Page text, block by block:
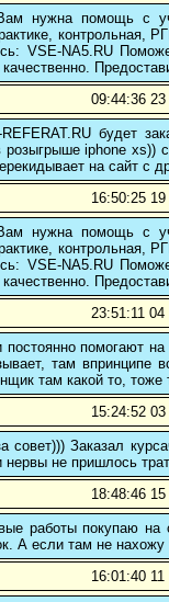
нужна помощь с
контрольная,
VSE-NA5.RU
09:44:36
REFERAT.RU будет
розыгрыше iphone xs))
на сайт с
16:50:25
нужна помощь с
контрольная,
VSE-NA5.RU
23:51:11
помогают на
там впринципе
там какой то, тоже
15:24:52
совет))) Заказал
не пришлось
18:48:46
работы покупаю
А если там не
16:01:40